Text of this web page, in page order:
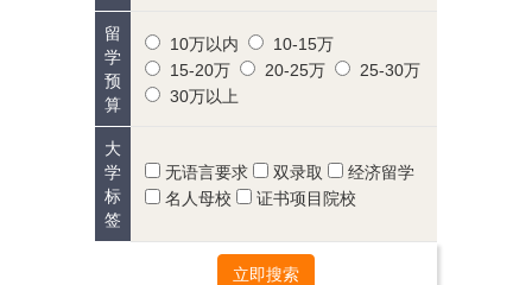
留
学
预
算
10万以内
10-15万
15-20万
20-25万
25-30万
30万以上
大
学
标
签
无语言要求 双录取
经济留学
名人母校
证书项目院校
立即搜索